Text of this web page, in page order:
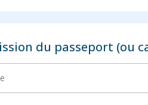
du passeport (ou